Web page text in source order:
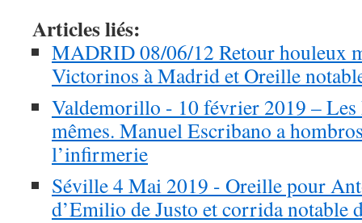
Articles liés:
MADRID 08/06/12 Retour houleux
Victorinos à Madrid et Oreille
Valdemorillo - 10 février 2019 – Les
mêmes. Manuel Escribano a
l’infirmerie
Séville 4 Mai 2019 - Oreille pour
d’Emilio de Justo et corrida